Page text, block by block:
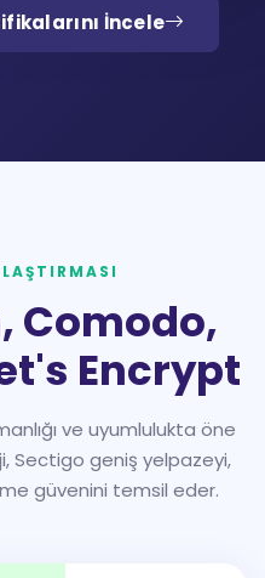
İncele
Comodo,
Encrypt
ve uyumlulukta öne
Sectigo geniş yelpazeyi,
güvenini temsil eder.